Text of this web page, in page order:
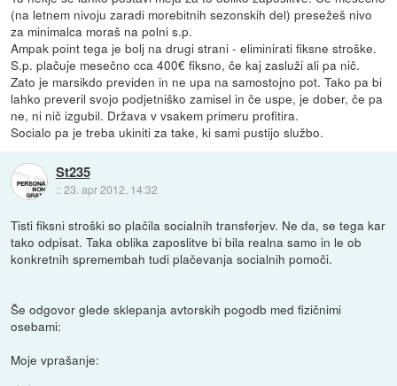
(na letnem nivoju zaradi morebitnih sezonskih del) presežeš nivo
za minimalca moraš na polni s.p.
Ampak point tega je bolj na drugi strani - eliminirati fiksne stroške.
S.p. plačuje mesečno cca 400€ fiksno, če kaj zasluži ali pa nič.
Zato je marsikdo previden in ne upa na samostojno pot. Tako pa bi
lahko preveril svojo podjetniško zamisel in če uspe, je dober, če pa
ne, ni nič izgubil. Država v vsakem primeru profitira.
Socialo pa je treba ukiniti za take, ki sami pustijo službo.
St235
::23. apr 2012, 14:32
Tisti fiksni stroški so plačila socialnih transferjev. Ne da, se tega kar
tako odpisat. Taka oblika zaposlitve bi bila realna samo in le ob
konkretnih spremembah tudi plačevanja socialnih pomoči.
Še odgovor glede sklepanja avtorskih pogodb med fizičnimi
osebami:
Moje vprašanje: